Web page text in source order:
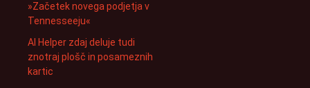
»Začetek novega podjetja v
Tennesseeju«
AI Helper zdaj deluje tudi
znotraj plošč in posameznih
kartic